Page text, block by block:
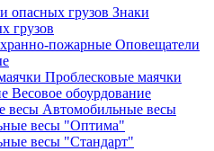
Знаки
грузов
Оповещатели
Проблесковые маячки
Весовое обоурдование
Автомобильные весы
весы "Оптима"
весы "Стандарт"